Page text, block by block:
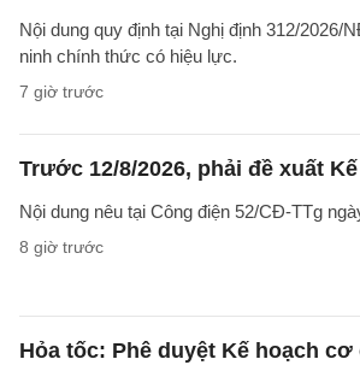
Nội dung quy định tại Nghị định 312/
ninh chính thức có hiệu lực.
7 giờ trước
Trước 12/8/2026, phải đề xuất
Nội dung nêu tại Công điện 52/CĐ-TTg
8 giờ trước
Hỏa tốc: Phê duyệt Kế hoạch